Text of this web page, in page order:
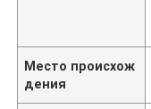
Место происхож
дения